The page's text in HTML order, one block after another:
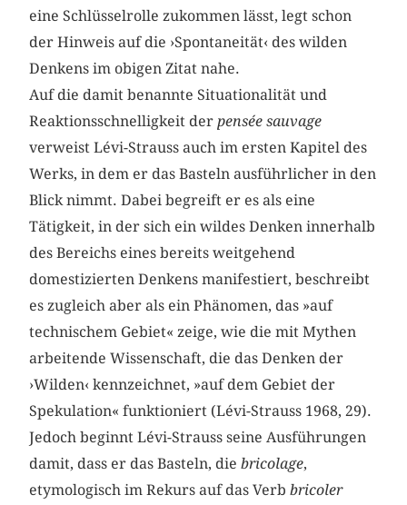
eine Schlüsselrolle zukommen lässt, legt schon
der Hinweis auf die ›Spontaneität‹ des wilden
Denkens im obigen Zitat nahe.
Auf die damit benannte Situationalität und
Reaktionsschnelligkeit derpensée sauvage
verweist Lévi-Strauss auch im ersten Kapitel des
Werks, in dem er das Basteln ausführlicher in den
Blick nimmt. Dabei begreift er es als eine
Tätigkeit, in der sich ein wildes Denken innerhalb
des Bereichs eines bereits weitgehend
domestizierten Denkens manifestiert, beschreibt
es zugleich aber als ein Phänomen, das »auf
technischem Gebiet« zeige, wie die mit Mythen
arbeitende Wissenschaft, die das Denken der
›Wilden‹ kennzeichnet, »auf dem Gebiet der
Spekulation« funktioniert (Lévi-Strauss 1968, 29).
Jedoch beginnt Lévi-Strauss seine Ausführungen
damit, dass er das Basteln, diebricolage,
etymologisch im Rekurs auf das Verbbricoler